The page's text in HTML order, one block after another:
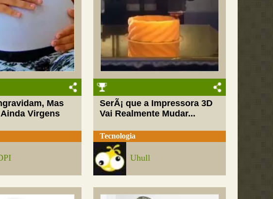
Mas
Virgens
SerÃ¡ que a Impressora 3D
Vai Realmente Mudar...
Tecnologia
Uhull